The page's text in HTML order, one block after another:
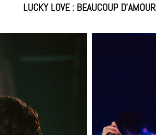
LUCKY LOVE : BEAUCOUP D’AMOUR